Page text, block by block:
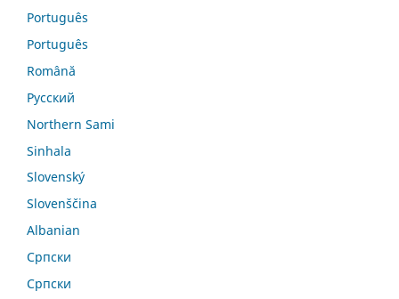
Português
Português
Română
Русский
Northern Sami
Sinhala
Slovenský
Slovenščina
Albanian
Српски
Српски